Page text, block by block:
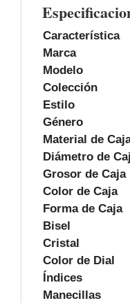
Característica
Marca
Modelo
Colección
Estilo
Género
Material de
Diámetro de
Grosor de Caja
Color de Caja
Forma de Caja
Bisel
Cristal
Color de Dial
Índices
Manecillas